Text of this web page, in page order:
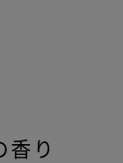
香り